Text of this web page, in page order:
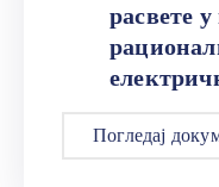
расвете
Погледај